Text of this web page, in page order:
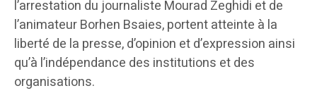
l’arrestation du journaliste Mourad Zeghidi et de
l’animateur Borhen Bsaies, portent atteinte à la
liberté de la presse, d’opinion et d’expression ainsi
qu’à l’indépendance des institutions et des
organisations.